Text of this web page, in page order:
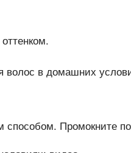
Промокните